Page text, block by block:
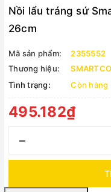
Nồi lẩu tráng sứ
26cm
Mã sản phẩm:
2355552
Thương hiệu:
Tình trạng:
Còn hàng
495.182₫
–